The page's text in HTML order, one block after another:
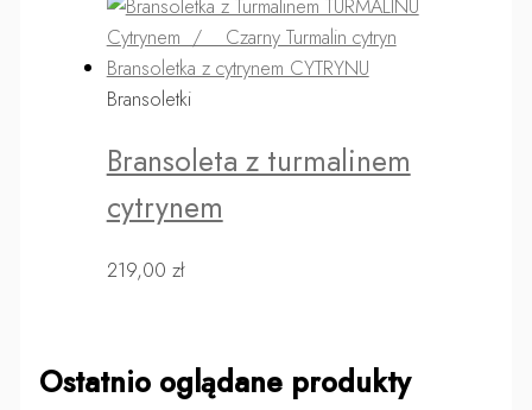
Bransoletki
Bransoleta z turmalinem
cytrynem
219,00 zł
Ostatnio oglądane produkty